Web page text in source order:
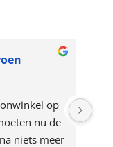
op
nu de
niets meer